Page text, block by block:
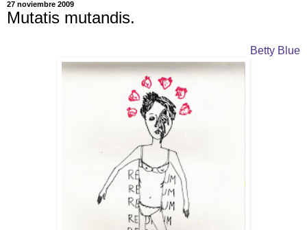
27 noviembre 2009
Mutatis mutandis.
Betty Blue